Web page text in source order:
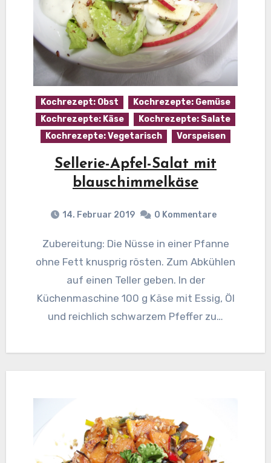
Kochrezept: Obst
Kochrezepte: Gemüse
Kochrezepte: Käse
Kochrezepte: Salate
Kochrezepte: Vegetarisch
Vorspeisen
Sellerie-Apfel-Salat mit
blauschimmelkäse
14. Februar 2019 0 Kommentare
Zubereitung: Die Nüsse in einer Pfanne
ohne Fett knusprig rösten. Zum Abkühlen
auf einen Teller geben. In der
Küchenmaschine 100 g Käse mit Essig, Öl
und reichlich schwarzem Pfeffer zu…